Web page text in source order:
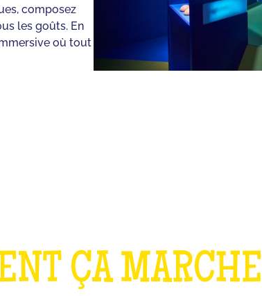
composez
les goûts. En
où tout
ÇA MARCHE